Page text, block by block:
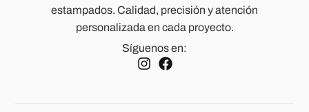
estampados. Calidad, precisión y atención
personalizada en cada proyecto.
Síguenos en: